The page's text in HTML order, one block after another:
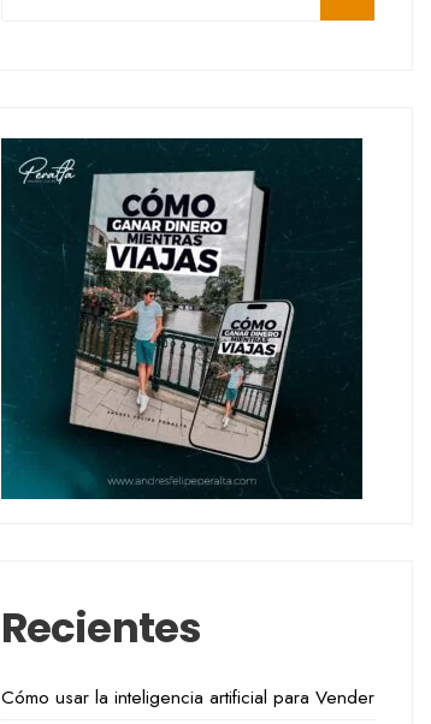
Recientes
Cómo usar la inteligencia artificial para Vender